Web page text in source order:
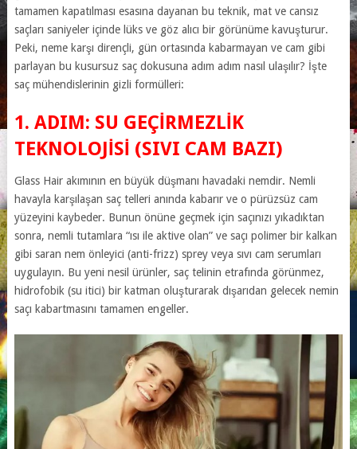
tamamen kapatılması esasına dayanan bu teknik, mat ve cansız
saçları saniyeler içinde lüks ve göz alıcı bir görünüme kavuşturur.
Peki, neme karşı dirençli, gün ortasında kabarmayan ve cam gibi
parlayan bu kusursuz saç dokusuna adım adım nasıl ulaşılır? İşte
saç mühendislerinin gizli formülleri:
1. ADIM: SU GEÇIRMEZLIK
TEKNOLOJISI (SIVI CAM BAZI)
Glass Hair akımının en büyük düşmanı havadaki nemdir. Nemli
havayla karşılaşan saç telleri anında kabarır ve o pürüzsüz cam
yüzeyini kaybeder. Bunun önüne geçmek için saçınızı yıkadıktan
sonra, nemli tutamlara “ısı ile aktive olan” ve saçı polimer bir kalkan
gibi saran nem önleyici (anti-frizz) sprey veya sıvı cam serumları
uygulayın. Bu yeni nesil ürünler, saç telinin etrafında görünmez,
hidrofobik (su itici) bir katman oluşturarak dışarıdan gelecek nemin
saçı kabartmasını tamamen engeller.